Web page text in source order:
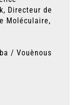
Directeur de
Moléculaire,
/ Vouènous